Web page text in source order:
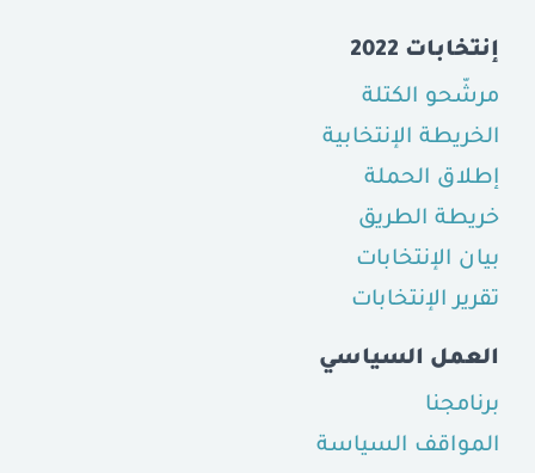
إنتخابات 2022
مرشّحو الكتلة
الخريطة الإنتخابية
إطلاق الحملة
خريطة الطريق
بيان الإنتخابات
تقرير الإنتخابات
العمل السياسي
برنامجنا
المواقف السياسة